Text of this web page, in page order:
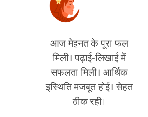
आज मेहनत के पूरा फल
मिली। पढ़ाई-लिखाई में
सफलता मिली। आर्थिक
इस्थिति मजबूत होई। सेहत
ठीक रही।